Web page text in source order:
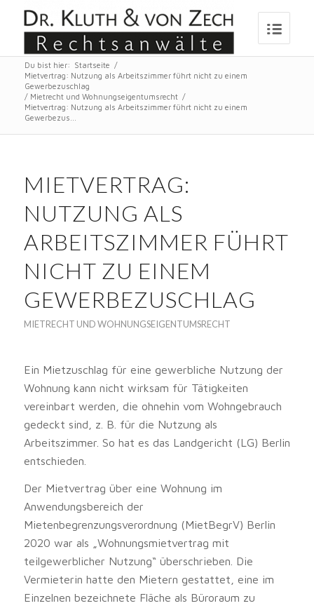
Du bist hier: Startseite
/
Mietvertrag: Nutzung als Arbeitszimmer führt nicht zu einem
Gewerbezuschlag
/ Mietrecht und Wohnungseigentumsrecht /
Mietvertrag: Nutzung als Arbeitszimmer führt nicht zu einem
Gewerbezus...
MIETVERTRAG:
NUTZUNG ALS
ARBEITSZIMMER FÜHRT
NICHT ZU EINEM
GEWERBEZUSCHLAG
MIETRECHT UND WOHNUNGSEIGENTUMSRECHT
Ein Mietzuschlag für eine gewerbliche Nutzung der
Wohnung kann nicht wirksam für Tätigkeiten
vereinbart werden, die ohnehin vom Wohngebrauch
gedeckt sind, z. B. für die Nutzung als
Arbeitszimmer. So hat es das Landgericht (LG) Berlin
entschieden.
Der Mietvertrag über eine Wohnung im
Anwendungsbereich der
Mietenbegrenzungsverordnung (MietBegrV) Berlin
2020 war als „Wohnungsmietvertrag mit
teilgewerblicher Nutzung“ überschrieben. Die
Vermieterin hatte den Mietern gestattet, eine im
Einzelnen bezeichnete Fläche als Büroraum zu